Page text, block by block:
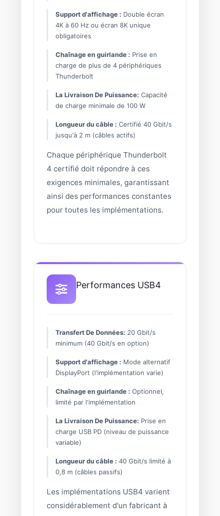
Support d'affichage : Double écran
4K à 60 Hz ou écran 8K unique
obligatoires
Chaînage en guirlande : Prise en
charge de plus de 4 périphériques
Thunderbolt
La Livraison De Puissance: Capacité
de charge minimale de 100 W
Longueur du câble : Certifié 40 Gbit/s
jusqu'à 2 m (câbles actifs)
Chaque périphérique Thunderbolt
4 certifié doit répondre à ces
exigences minimales, garantissant
ainsi des performances constantes
pour toutes les implémentations.
Performances USB4
Transfert De Données: 20 Gbit/s
minimum (40 Gbit/s en option)
Support d'affichage : Mode alternatif
DisplayPort (l'implémentation varie)
Chaînage en guirlande : Optionnel,
limité par l'implémentation
La Livraison De Puissance: Prise en
charge USB PD (niveau de puissance
variable)
Longueur du câble : 40 Gbit/s limité à
0,8 m (câbles passifs)
Les implémentations USB4 varient
considérablement d'un fabricant à